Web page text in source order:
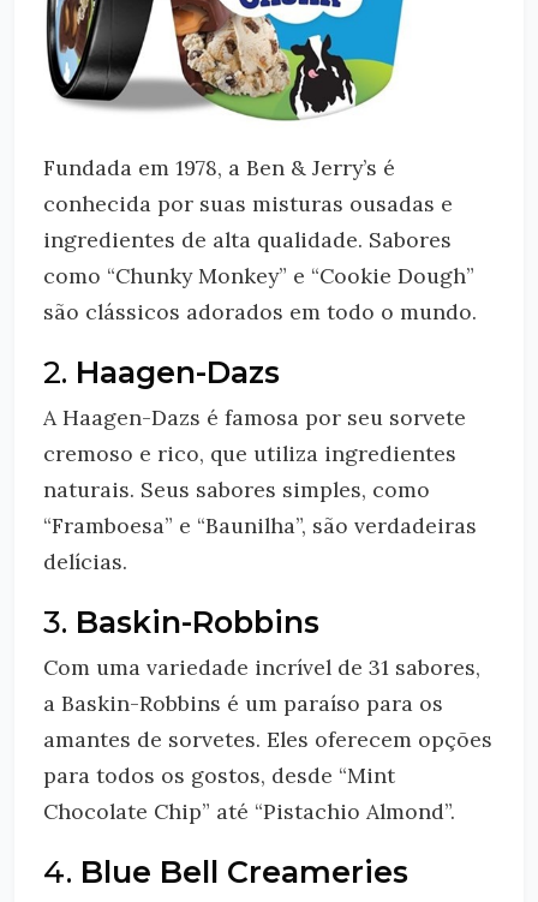
Fundada em 1978, a Ben & Jerry’s é
conhecida por suas misturas ousadas e
ingredientes de alta qualidade. Sabores
como “Chunky Monkey” e “Cookie Dough”
são clássicos adorados em todo o mundo.
2. Haagen-Dazs
A Haagen-Dazs é famosa por seu sorvete
cremoso e rico, que utiliza ingredientes
naturais. Seus sabores simples, como
“Framboesa” e “Baunilha”, são verdadeiras
delícias.
3. Baskin-Robbins
Com uma variedade incrível de 31 sabores,
a Baskin-Robbins é um paraíso para os
amantes de sorvetes. Eles oferecem opções
para todos os gostos, desde “Mint
Chocolate Chip” até “Pistachio Almond”.
4. Blue Bell Creameries